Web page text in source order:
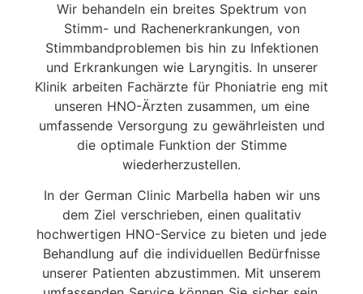
Wir behandeln ein breites Spektrum von
Stimm- und Rachenerkrankungen, von
Stimmbandproblemen bis hin zu Infektionen
und Erkrankungen wie Laryngitis. In unserer
Klinik arbeiten Fachärzte für Phoniatrie eng mit
unseren HNO-Ärzten zusammen, um eine
umfassende Versorgung zu gewährleisten und
die optimale Funktion der Stimme
wiederherzustellen.
In der German Clinic Marbella haben wir uns
dem Ziel verschrieben, einen qualitativ
hochwertigen HNO-Service zu bieten und jede
Behandlung auf die individuellen Bedürfnisse
unserer Patienten abzustimmen. Mit unserem